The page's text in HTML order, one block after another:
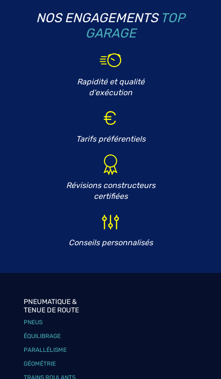
NOS ENGAGEMENTS TOP
GARAGE
Rapidité et qualité
d'exécution
Tarifs préférentiels
Révisions constructeurs
certifiées
Conseils personnalisés
PNEUMATIQUE &
TENUE DE ROUTE
PNEUS
ÉQUILIBRAGE
PARALLÉLISME
GÉOMÉTRIE